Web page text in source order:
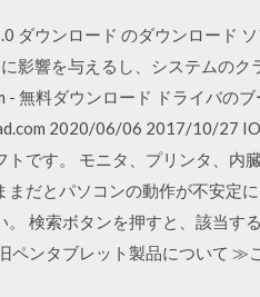
ダウンロード のダウンロード
影響を与えるし、システムの
- 無料ダウンロード ドライバの
2020/06/06 2017/10/27
トです。 モニタ、プリンタ、内
まだとパソコンの動作が不安定
。 検索ボタンを押すと、該当
ペンタブレット製品について ≫